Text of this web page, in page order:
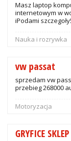
Masz laptop
internetowym w
iPodami
Nauka i rozrywka
vw passat
sprzedam vw
przebieg 268000
Motoryzacja
GRYFICE